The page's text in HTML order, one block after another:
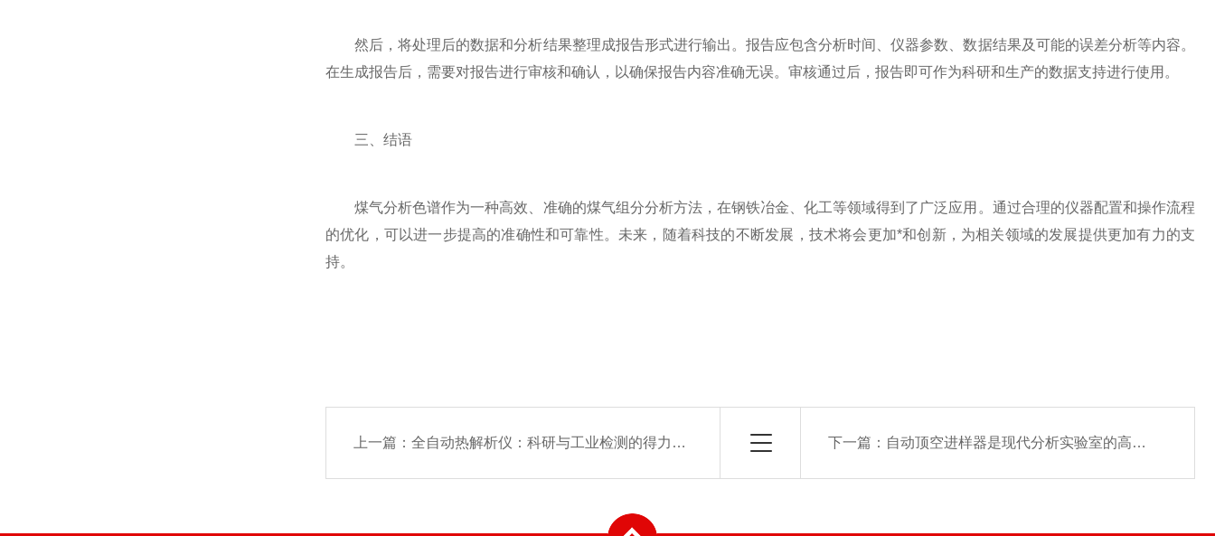
然后，将处理后的数据和分析结果整理成报告形式进行输出。报告应包含分析时间、仪器参数、数据结果及可能的误差分析等内容。
在生成报告后，需要对报告进行审核和确认，以确保报告内容准确无误。审核通过后，报告即可作为科研和生产的数据支持进行使用。
三、结语
煤气分析色谱作为一种高效、准确的煤气组分分析方法，在钢铁冶金、化工等领域得到了广泛应用。通过合理的仪器配置和操作流程
的优化，可以进一步提高的准确性和可靠性。未来，随着科技的不断发展，技术将会更加*和创新，为相关领域的发展提供更加有力的支
持。
上一篇： 全自动热解析仪：科研与工业检测的得力助手 下一篇： 自动顶空进样器是现代分析实验室的高效助手